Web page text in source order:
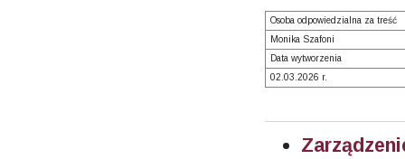
Osoba odpowiedzialna za treść
Monika Szafoni
Data wytworzenia
02.03.2026 r.